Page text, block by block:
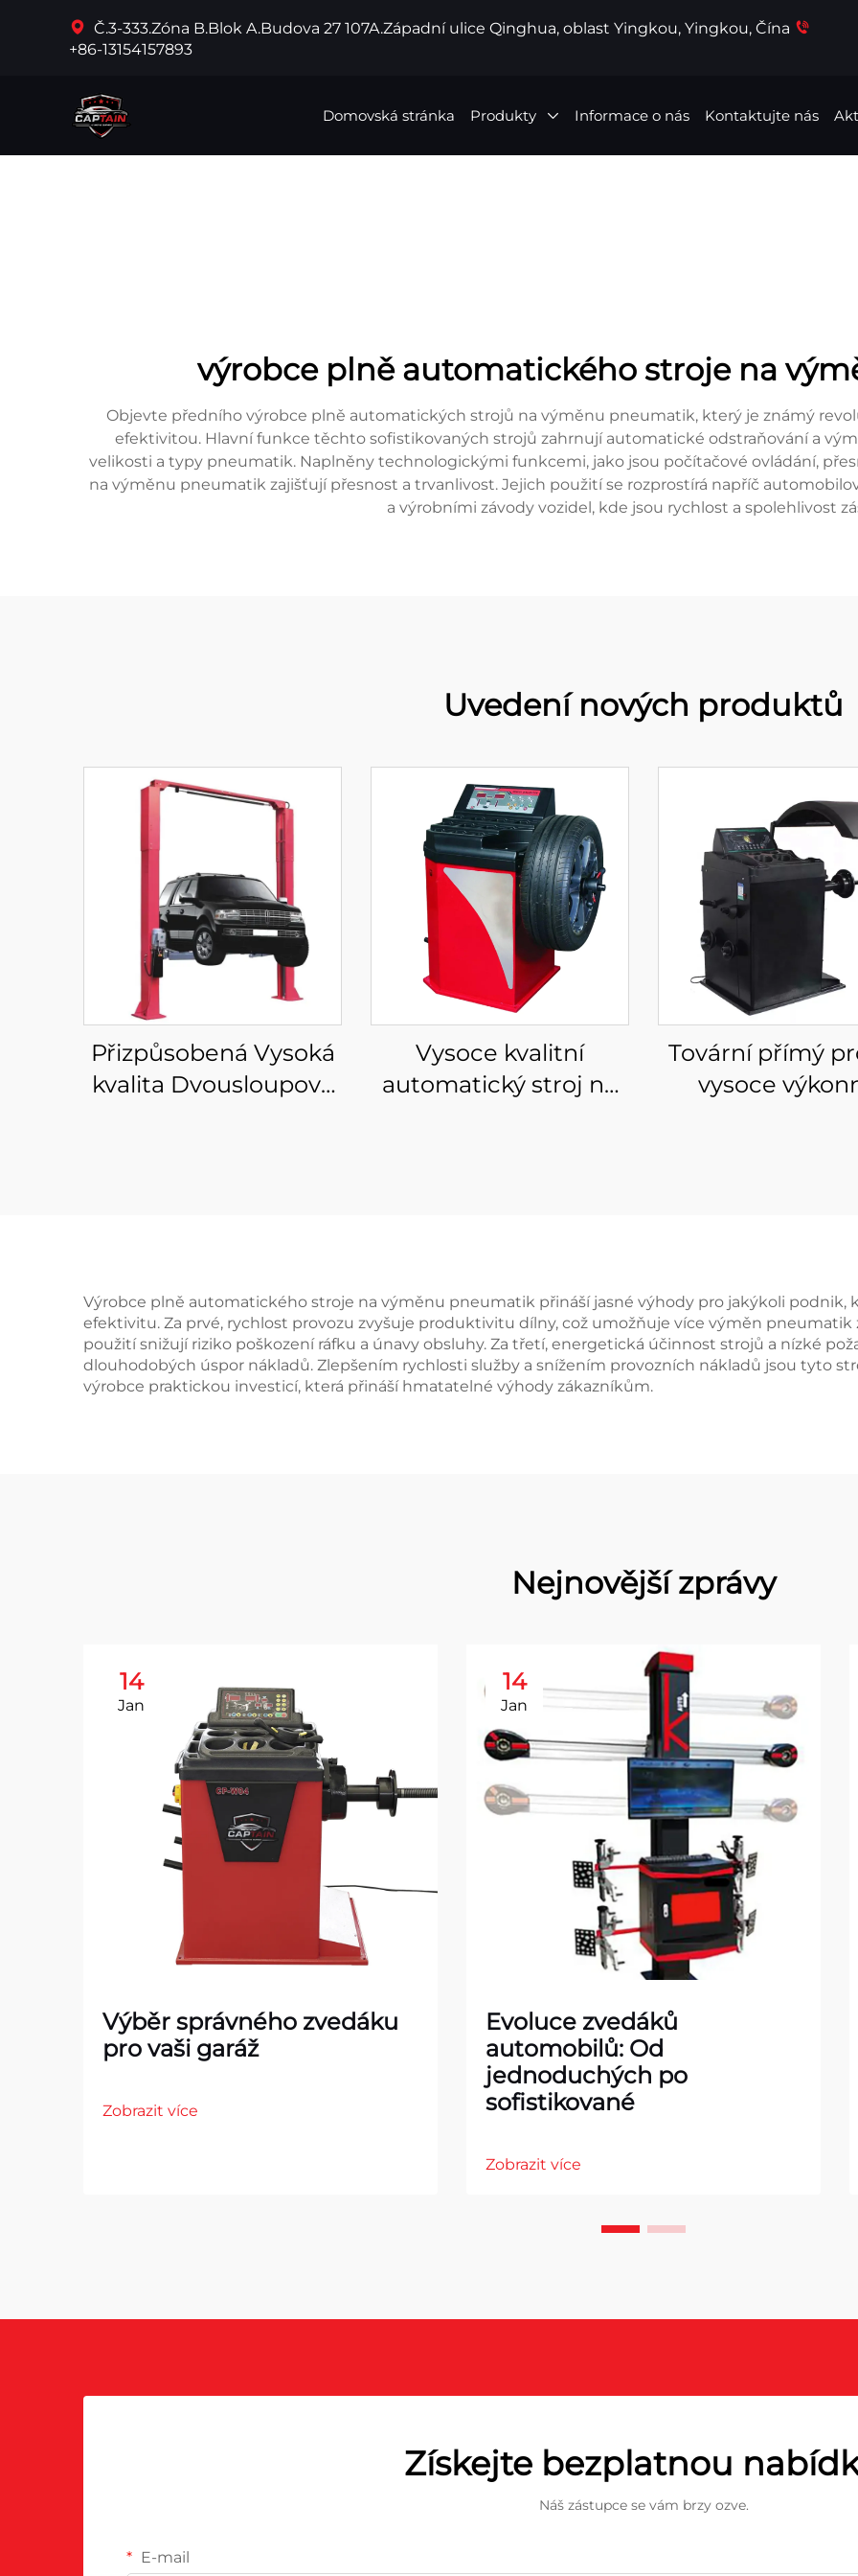
Č.3-333.Zóna B.Blok A.Budova 27 107A.Západní ulice Qinghua, oblast Yingkou, Yingkou, Čína
+86-13154157893
Domovská stránka Produkty Informace o nás Kontaktujte nás
výrobce plně automatického stroje na
Objevte předního výrobce plně automatických strojů na výměnu pneumatik, který je známý
efektivitou. Hlavní funkce těchto sofistikovaných strojů zahrnují automatické odstraňování a
velikosti a typy pneumatik. Naplněny technologickými funkcemi, jako jsou počítačové ovládání,
na výměnu pneumatik zajišťují přesnost a trvanlivost. Jejich použití se rozprostírá napříč
a výrobními závody vozidel, kde jsou rychlost a spolehlivost
Uvedení nových produktů
Přizpůsobená Vysoká
kvalita Dvousloupový
Vysoce kvalitní
automatický stroj na
Tovární přímý
vysoce
Výrobce plně automatického stroje na výměnu pneumatik přináší jasné výhody pro jakýkoli
efektivitu. Za prvé, rychlost provozu zvyšuje produktivitu dílny, což umožňuje více výměn pneumatik
použití snižují riziko poškození ráfku a únavy obsluhy. Za třetí, energetická účinnost strojů a nízké
dlouhodobých úspor nákladů. Zlepšením rychlosti služby a snížením provozních nákladů jsou tyto
výrobce praktickou investicí, která přináší hmatatelné výhody zákazníkům.
Nejnovější zprávy
14
Jan
Výběr správného zvedáku
pro vaši garáž
Zobrazit více
14
Jan
Evoluce zvedáků
automobilů: Od
jednoduchých po
sofistikované
Zobrazit více
Získejte bezplatnou
Náš zástupce se vám brzy ozve.
E-mail